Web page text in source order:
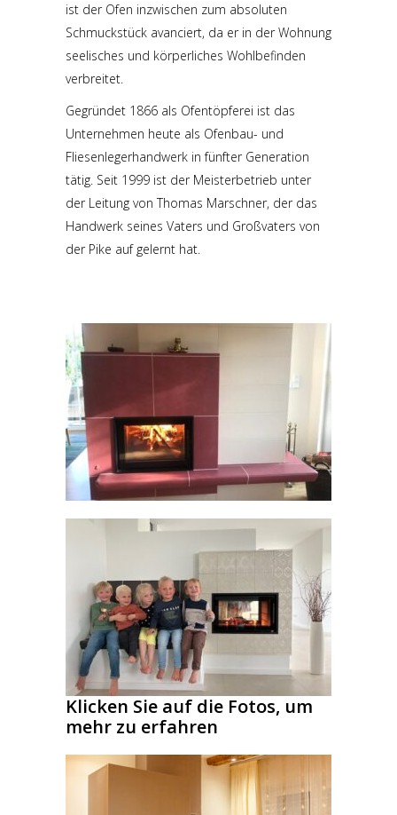
ist der Ofen inzwischen zum absoluten
Schmuckstück avanciert, da er in der Wohnung
seelisches und körperliches Wohlbefinden
verbreitet.
Gegründet 1866 als Ofentöpferei ist das
Unternehmen heute als Ofenbau- und
Fliesenlegerhandwerk in fünfter Generation
tätig. Seit 1999 ist der Meisterbetrieb unter
der Leitung von Thomas Marschner, der das
Handwerk seines Vaters und Großvaters von
der Pike auf gelernt hat.
Klicken Sie auf die Fotos, um
mehr zu erfahren